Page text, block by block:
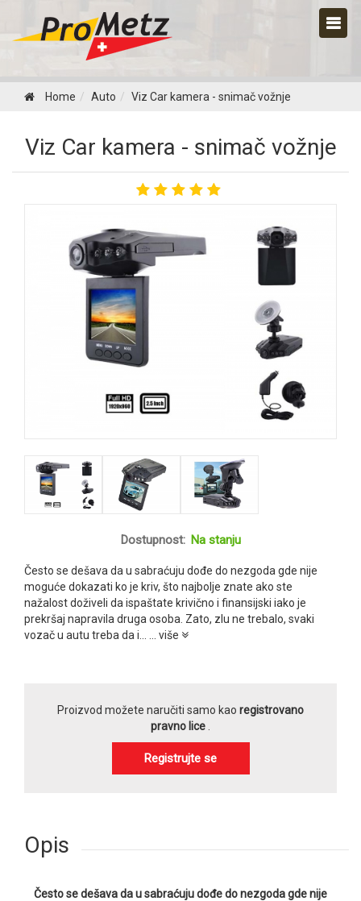
Home Auto Viz Car kamera - snimač vožnje
Viz Car kamera - snimač vožnje
Dostupnost: Na stanju
Često se dešava da u sabraćuju dođe do nezgoda gde nije
moguće dokazati ko je kriv, što najbolje znate ako ste
nažalost doživeli da ispaštate krivično i finansijski iako je
prekršaj napravila druga osoba. Zato, zlu ne trebalo, svaki
vozač u autu treba da i...
... više
Proizvod možete naručiti samo kao registrovano
pravno lice
Registrujte se
Opis
Često se dešava da u sabraćuju dođe do nezgoda gde nije